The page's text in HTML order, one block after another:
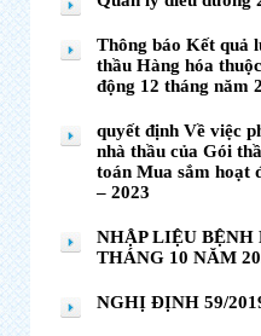
Thông báo Kết quả
thầu Hàng hóa
động 12 tháng năm
quyết định Về việc
nhà thầu của Gói
toán Mua sắm hoạt
– 2023
NHẬP LIỆU
THÁNG 10 NĂM
NGHỊ ĐỊNH 59/